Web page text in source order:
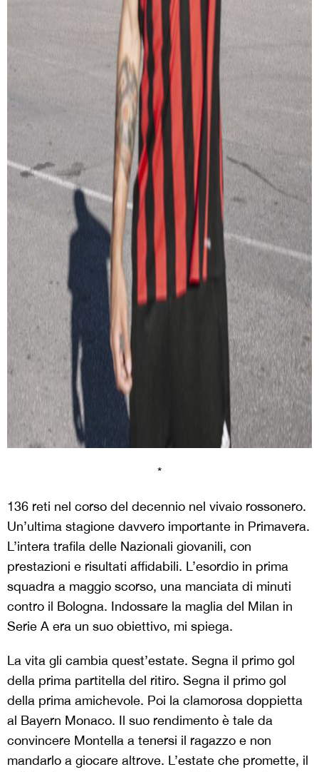
*
136 reti nel corso del decennio nel vivaio rossonero.
Un’ultima stagione davvero importante in Primavera.
L’intera trafila delle Nazionali giovanili, con
prestazioni e risultati affidabili. L’esordio in prima
squadra a maggio scorso, una manciata di minuti
contro il Bologna. Indossare la maglia del Milan in
Serie A era un suo obiettivo, mi spiega.
La vita gli cambia quest’estate. Segna il primo gol
della prima partitella del ritiro. Segna il primo gol
della prima amichevole. Poi la clamorosa doppietta
al Bayern Monaco. Il suo rendimento è tale da
convincere Montella a tenersi il ragazzo e non
mandarlo a giocare altrove. L’estate che promette, il